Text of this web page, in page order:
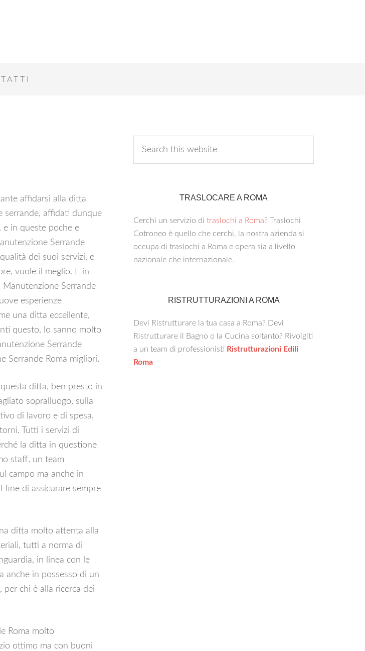
affidarsi alla ditta
serrande, affidati dunque
e in queste poche e
Serrande
dei suoi servizi, e
vuole il meglio. E in
Serrande
esperienze
una ditta eccellente,
questo, lo sanno molto
Serrande
Serrande Roma migliori.
ditta, ben presto in
sopralluogo, sulla
di lavoro e di spesa,
Tutti i servizi di
la ditta in questione
staff, un team
campo ma anche in
di assicurare sempre
ditta molto attenta alla
tutti a norma di
in linea con le
anche in possesso di un
chi è alla ricerca dei
Roma molto
ottimo ma con buoni
TRASLOCARE A ROMA
Cerchi un servizio di traslochi a Roma? Traslochi
Cotroneo è quello che cerchi, la nostra azienda si
occupa di traslochi a Roma e opera sia a livello
nazionale che internazionale.
RISTRUTTURAZIONI A ROMA
Devi Ristrutturare la tua casa a Roma? Devi
Ristrutturare il Bagno o la Cucina soltanto? Rivolgiti
a un team di professionisti Ristrutturazioni Edili
Roma